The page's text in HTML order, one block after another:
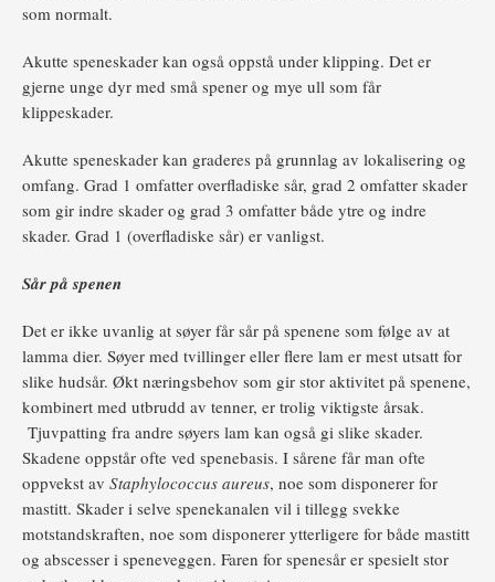
som normalt.
Akutte speneskader kan også oppstå under klipping. Det er
gjerne unge dyr med små spener og mye ull som får
klippeskader.
Akutte speneskader kan graderes på grunnlag av lokalisering og
omfang. Grad 1 omfatter overfladiske sår, grad 2 omfatter skader
som gir indre skader og grad 3 omfatter både ytre og indre
skader. Grad 1 (overfladiske sår) er vanligst.
Sår på spenen
Det er ikke uvanlig at søyer får sår på spenene som følge av at
lamma dier. Søyer med tvillinger eller flere lam er mest utsatt for
slike hudsår. Økt næringsbehov som gir stor aktivitet på spenene,
kombinert med utbrudd av tenner, er trolig viktigste årsak.
Tjuvpatting fra andre søyers lam kan også gi slike skader.
Skadene oppstår ofte ved spenebasis. I sårene får man ofte
oppvekst av Staphylococcus aureus, noe som disponerer for
mastitt. Skader i selve spenekanalen vil i tillegg svekke
motstandskraften, noe som disponerer ytterligere for både mastitt
og abscesser i speneveggen. Faren for spenesår er spesielt stor